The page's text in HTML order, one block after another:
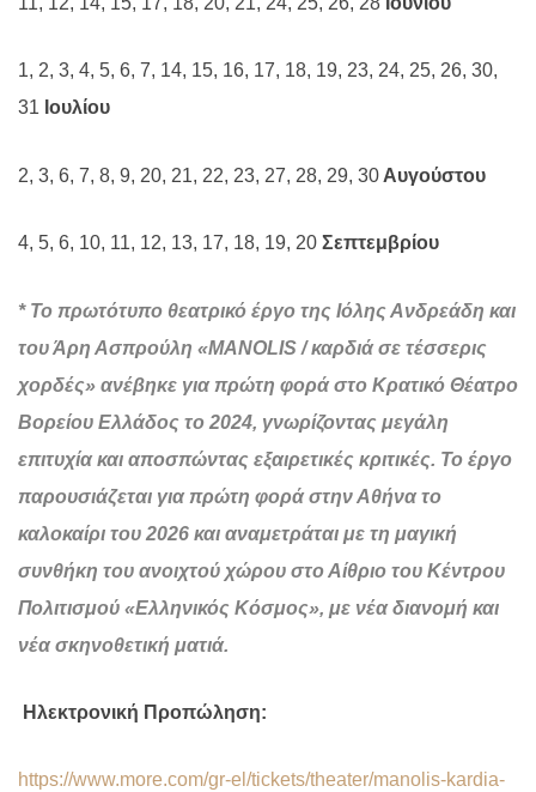
1, 2, 3, 4, 5, 6, 7, 14, 15, 16, 17, 18, 19, 23, 24, 25, 26, 30,
31 Ιουλίου
2, 3, 6, 7, 8, 9, 20, 21, 22, 23, 27, 28, 29, 30 Αυγούστου
4, 5, 6, 10, 11, 12, 13, 17, 18, 19, 20 Σεπτεμβρίου
* Το πρωτότυπο θεατρικό έργο της Ιόλης Ανδρεάδη και
του Άρη Ασπρούλη «MANOLIS / καρδιά σε τέσσερις
χορδές» ανέβηκε για πρώτη φορά στο Κρατικό Θέατρο
Βορείου Ελλάδος το 2024, γνωρίζοντας μεγάλη
επιτυχία και αποσπώντας εξαιρετικές κριτικές. Το έργο
παρουσιάζεται για πρώτη φορά στην Αθήνα το
καλοκαίρι του 2026 και αναμετράται με τη μαγική
συνθήκη του ανοιχτού χώρου στο Αίθριο του Κέντρου
Πολιτισμού «Ελληνικός Κόσμος», με νέα διανομή και
νέα σκηνοθετική ματιά.
Ηλεκτρονική Προπώληση:
https://www.more.com/gr-el/tickets/theater/manolis-kardia-